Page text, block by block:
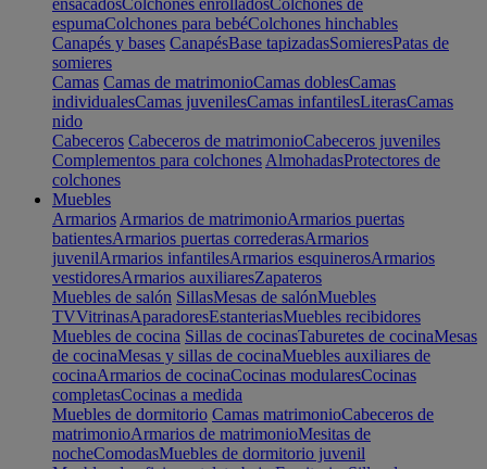
ensacadosColchones enrolladosColchones de
espumaColchones para bebéColchones hinchables
Canapés y bases CanapésBase tapizadasSomieresPatas de
somieres
Camas Camas de matrimonioCamas doblesCamas
individualesCamas juvenilesCamas infantilesLiterasCamas
nido
Cabeceros Cabeceros de matrimonioCabeceros juveniles
Complementos para colchones AlmohadasProtectores de
colchones
Muebles
Armarios Armarios de matrimonioArmarios puertas
batientesArmarios puertas correderasArmarios
juvenilArmarios infantilesArmarios esquinerosArmarios
vestidoresArmarios auxiliaresZapateros
Muebles de salón SillasMesas de salónMuebles
TVVitrinasAparadoresEstanteriasMuebles recibidores
Muebles de cocina Sillas de cocinasTaburetes de cocinaMesas
de cocinaMesas y sillas de cocinaMuebles auxiliares de
cocinaArmarios de cocinaCocinas modularesCocinas
completasCocinas a medida
Muebles de dormitorio Camas matrimonioCabeceros de
matrimonioArmarios de matrimonioMesitas de
nocheComodasMuebles de dormitorio juvenil